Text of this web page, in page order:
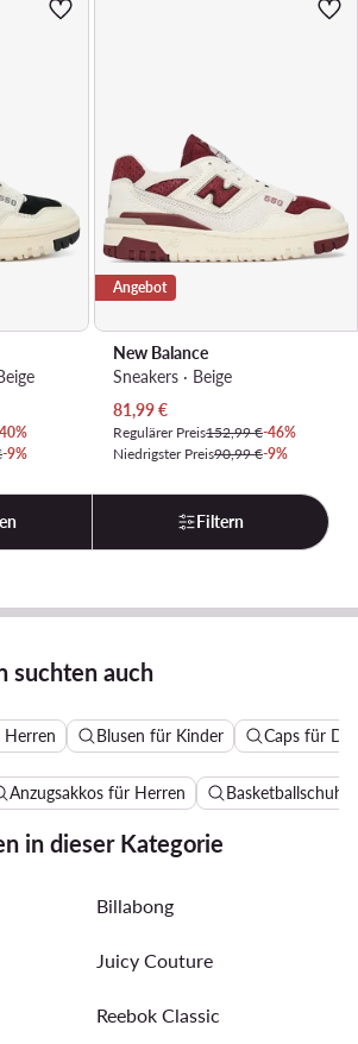
-9%
Angebot
New Balance
Sneakers · Beige
Aktueller Preis
81,99€
Regulärer Preis152,99 €-46%
Niedrigster Preis90,99 €-9%
Filtern
suchten auch
Herren Blusen für Kinder Caps für
Anzugsakkos für Herren Basketballschuhe
in dieser Kategorie
Billabong
Juicy Couture
Reebok Classic